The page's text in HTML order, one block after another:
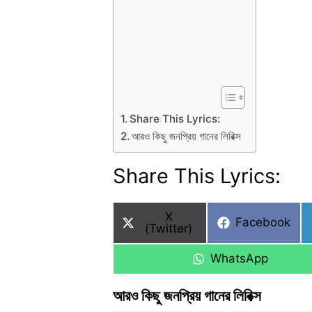
Share This Lyrics:
আরও কিছু জনপ্রিয় গানের লিরিক্স
Share This Lyrics:
Share
on
X
(Twitter)
Share
Facebook
Share
WhatsApp
আরও কিছু জনপ্রিয় গানের লিরিক্স